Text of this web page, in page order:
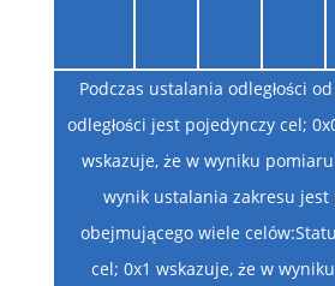
Podczas ustalania odległości
odległości jest pojedynczy cel;
wskazuje, że w wyniku
wynik ustalania zakresu jest
obejmującego wiele
cel; 0x1 wskazuje, że w